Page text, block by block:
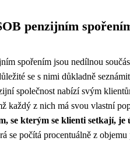
penzijním
spořením jsou nedílnou
se s nimi důkladně
společnost nabízí svým
každý z nich má svou vlastní
se kterým se klienti setkají, je
se počítá procentuálně z